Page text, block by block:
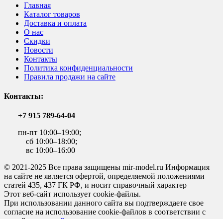
Главная
Каталог товаров
Доставка и оплата
О нас
Скидки
Новости
Контакты
Политика конфиденциальности
Правила продажи на сайте
Контакты:
+7 915 789-64-04
пн-пт 10:00–19:00;
сб 10:00–18:00;
вс 10:00–16:00
© 2021-2025 Все права защищены mir-model.ru Информация
на сайте не является офертой, определяемой положениями
статей 435, 437 ГК РФ, и носит справочный характер
Этот веб-сайт использует cookie-файлы.
При использовании данного сайта вы подтверждаете свое
согласие на использование cookie-файлов в соответствии с